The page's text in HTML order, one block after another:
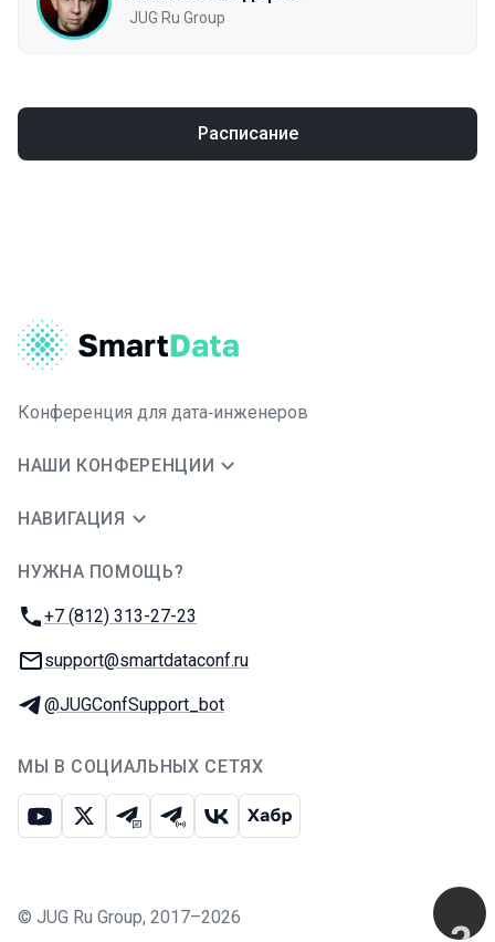
JUG Ru Group
Расписание
Конференция для дата‑инженеров
НАШИ КОНФЕРЕНЦИИ
НАВИГАЦИЯ
НУЖНА ПОМОЩЬ?
Телефон:
+7 (812) 313-27-23
E-mail:
support@smartdataconf.ru
Телеграм:
@JUGConfSupport_bot
МЫ В СОЦИАЛЬНЫХ СЕТЯХ
ЮтубИкс Телеграм-чат
Телеграм-канал
ВКонтакте
Хабр
© JUG Ru Group, 2017–2026